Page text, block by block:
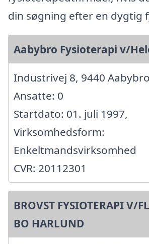
din søgning efter en dygtig
Aabybro Fysioterapi v/
Industrivej 8, 9440 Aabybro
Ansatte: 0
Startdato: 01. juli 1997,
Virksomhedsform:
Enkeltmandsvirksomhed
CVR: 20112301
BROVST FYSIOTERAPI V/
BO HARLUND